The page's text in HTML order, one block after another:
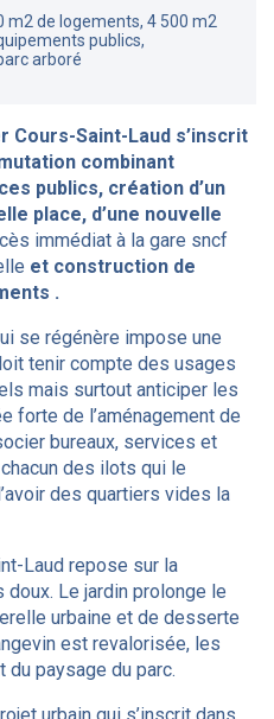
m2 de logements, 4 500 m2
publics,
arboré
Cours-Saint-Laud s’inscrit
combinant
publics, création d’un
place, d’une nouvelle
immédiat à la gare sncf
et construction de
.
se régénère impose une
tenir compte des usages
mais surtout anticiper les
forte de l’aménagement de
bureaux, services et
des ilots qui le
des quartiers vides la
Laud repose sur la
Le jardin prolonge le
urbaine et de desserte
est revalorisée, les
paysage du parc.